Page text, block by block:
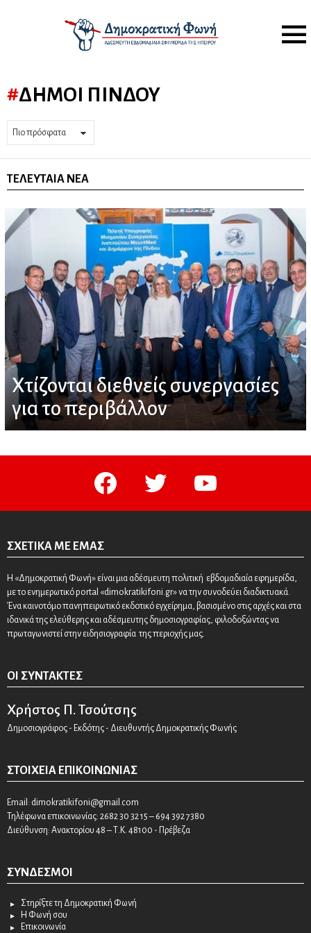
Menu
ΔΉΜΟΙ ΠΊΝΔΟΥ
ΤΕΛΕΥΤΑΊΑ ΝΈΑ
Χτίζονται διεθνείς συνεργασίες
για το περιβάλλον
facebook twitter
ΣΧΕΤΙΚΆ ΜΕ ΕΜΆΣ
Η «Δημοκρατική Φωνή» είναι μια αδέσμευτη πολιτική εβδομαδιαία εφημερίδα,
με το ενημερωτικό portal «dimokratikifoni.gr» να την συνοδεύει διαδικτυακά.
Ένα καινοτόμο πανηπειρωτικό εκδοτικό εγχείρημα, βασισμένο στις αρχές και στα
ιδανικά της ελεύθερης και αδέσμευτης δημοσιογραφίας, φιλοδοξώντας να
πρωταγωνιστεί στην ειδησιογραφία της περιοχής μας.
ΟΙ ΣΥΝΤΆΚΤΕΣ
Χρήστος Π. Τσούτσης
Δημοσιογράφος - Εκδότης - Διευθυντής Δημοκρατικής Φωνής
ΣΤΟΙΧΕΊΑ ΕΠΙΚΟΙΝΩΝΊΑΣ
Email: dimokratikifoni@gmail.com
Τηλέφωνα επικοινωνίας: 2682 30 32 15 – 694 392 7380
Διεύθυνση: Ανακτορίου 48 – Τ.Κ. 48100 - Πρέβεζα
ΣΎΝΔΕΣΜΟΙ
Στηρίξτε τη Δημοκρατική Φωνή
Η Φωνή σου
Επικοινωνία